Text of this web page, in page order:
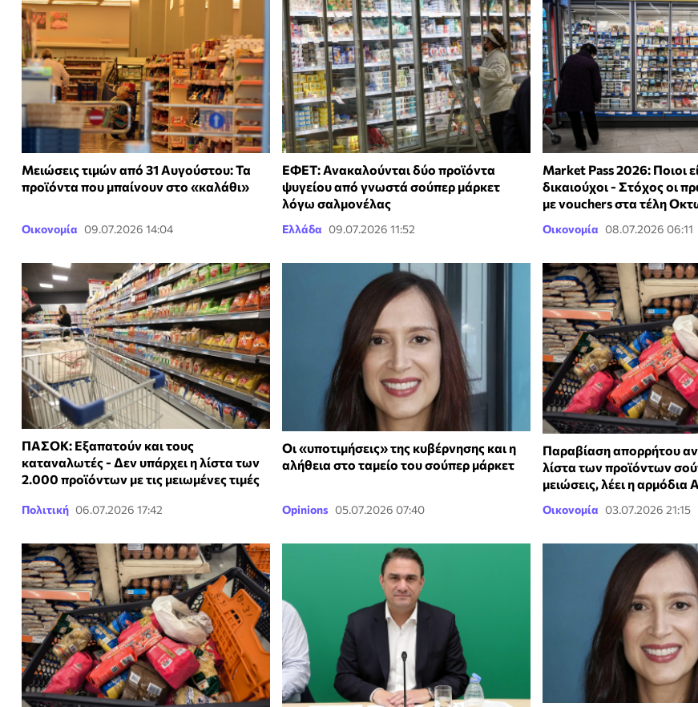
Μειώσεις τιμών από 31 Αυγούστου: Τα
προϊόντα που μπαίνουν στο «καλάθι»
Οικονομία 09.07.2026 14:04
ΕΦΕΤ: Ανακαλούνται δύο προϊόντα
ψυγείου από γνωστά σούπερ μάρκετ
λόγω σαλμονέλας
Ελλάδα 09.07.2026 11:52
Market Pass 2026: Ποιοι
δικαιούχοι - Στόχος οι
με vouchers στα τέλη
Οικονομία 08.07.2026 06:11
ΠΑΣΟΚ: Εξαπατούν και τους
καταναλωτές - Δεν υπάρχει η λίστα των
2.000 προϊόντων με τις μειωμένες τιμές
Πολιτική 06.07.2026 17:42
Οι «υποτιμήσεις» της κυβέρνησης και η
αλήθεια στο ταμείο του σούπερ μάρκετ
Opinions 05.07.2026 07:40
Παραβίαση απορρήτου αν
λίστα των προϊόντων
μειώσεις, λέει η αρμόδια
Οικονομία 03.07.2026 21:15